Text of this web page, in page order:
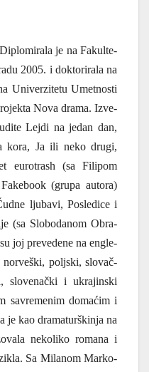
je na Fakul­te­
2005. i dok­to­ri­ra­la na
Uni­ver­zi­te­tu Umet­no­sti
Nova dra­ma. Izve­
Lej­di na jedan dan,
kora, Ja ili neko dru­gi,
euro­trash (sa Fili­pom
(gru­pa auto­ra)
ljuba­vi, Posle­di­ce i
(sa Slo­bo­da­nom Obra­
joj pre­ve­de­ne na engle­
nor­ve­ški, polj­ski, slo­vač­
slo­ve­nač­ki i ukra­jin­ski
savre­me­nim doma­ćim i
je kao dra­ma­tur­ški­nja na
neko­li­ko roma­na i
Sa Mila­nom Mar­ko­